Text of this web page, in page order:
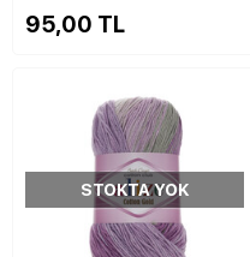
95,00 TL
STOKTA YOK